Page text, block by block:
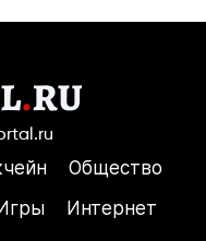
Общество
Интернет